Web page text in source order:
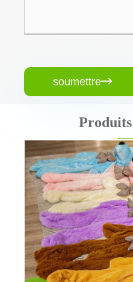
soumettre
Produits
Jouet en peluche
Voir plus >>